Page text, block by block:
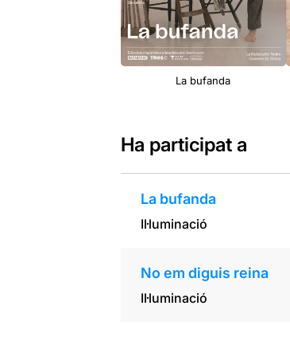
La bufanda
Ha participat a
La bufanda
Il·luminació
No em diguis reina
Il·luminació